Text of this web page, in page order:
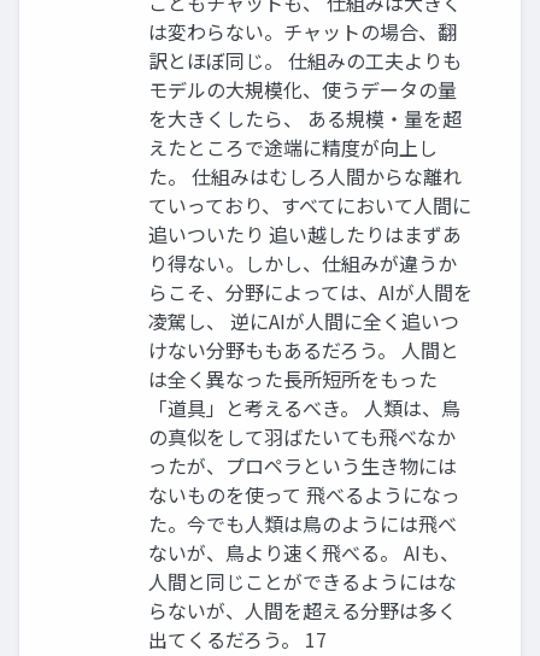
は変わらない。チャットの場合、翻
訳とほぼ同じ。 仕組みの工夫よりも
モデルの大規模化、使うデータの量
を大きくしたら、 ある規模・量を超
えたところで途端に精度が向上し
た。 仕組みはむしろ人間からな離れ
ていっており、すべてにおいて人間に
追いついたり 追い越したりはまずあ
り得ない。しかし、仕組みが違うか
らこそ、分野によっては、AIが人間を
凌駕し、 逆にAIが人間に全く追いつ
けない分野ももあるだろう。 人間と
は全く異なった長所短所をもった
「道具」と考えるべき。 人類は、鳥
の真似をして羽ばたいても飛べなか
ったが、プロペラという生き物には
ないものを使って 飛べるようになっ
た。今でも人類は鳥のようには飛べ
ないが、鳥より速く飛べる。 AIも、
人間と同じことができるようにはな
らないが、人間を超える分野は多く
出てくるだろう。 17